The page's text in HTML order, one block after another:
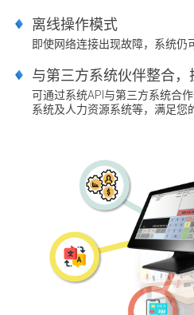
离线操作模式
即使网络连接出现故障，系统仍
与第三方系统伙伴整合
可通过系统API与第三方系统合
系统及人力资源系统等，满足您